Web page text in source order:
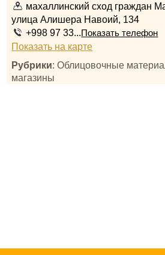
махаллинский сход граждан
улица Алишера Навоий, 134
+998 97 33...Показать телефон
Показать на карте
Рубрики: Облицовочные
магазины